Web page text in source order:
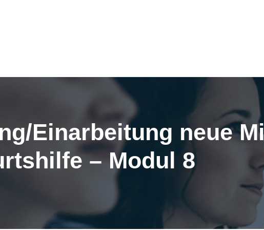
Einarbeitung neue
– Modul 8